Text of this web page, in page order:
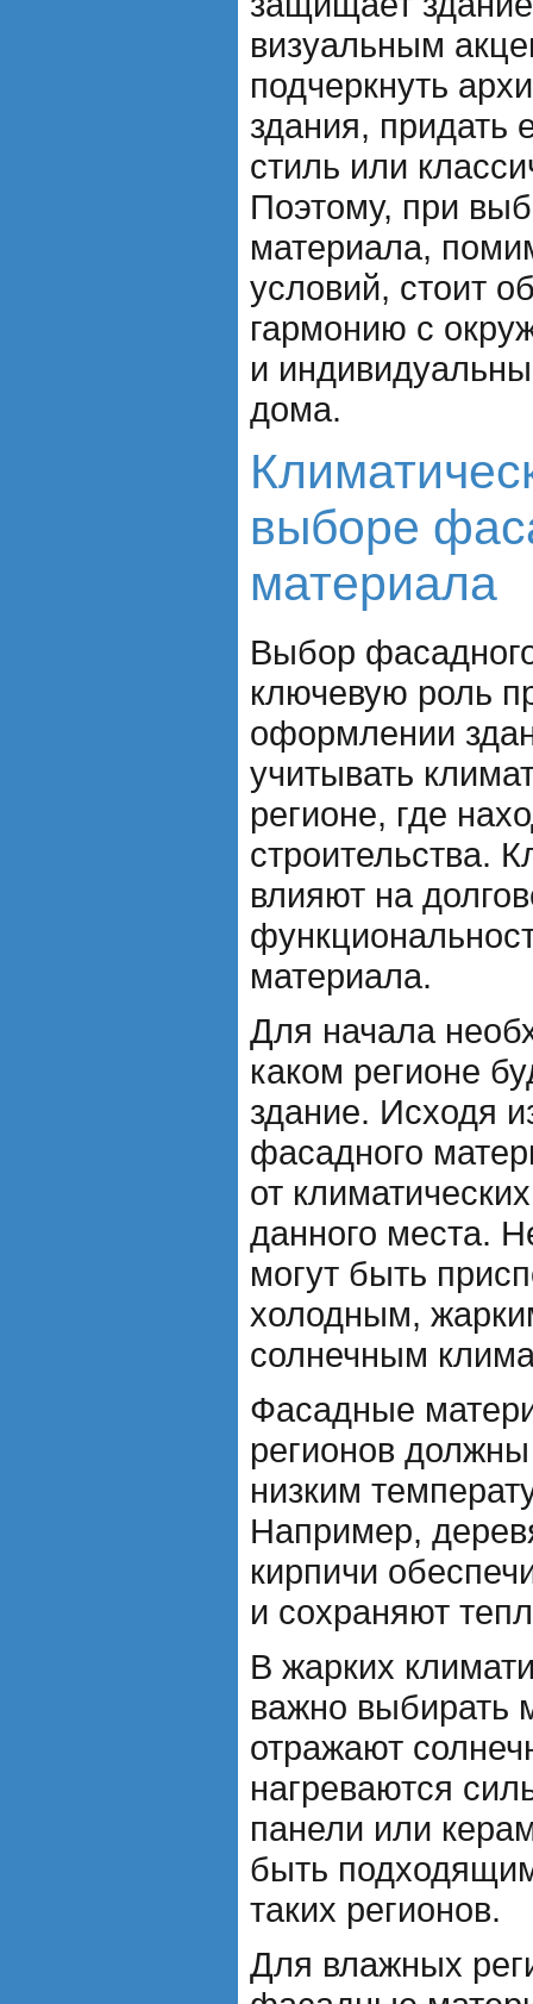
визуальным
подчеркнуть
здания, придать
стиль или
Поэтому, при
материала,
условий, стоит
гармонию с
и
дома.
выборе
материала
Выбор
ключевую роль
оформлении
учитывать
регионе, где
строительства.
влияют на
материала.
Для начала
каком регионе
здание. Исходя
фасадного
от
данного места.
могут быть
холодным,
солнечным
Фасадные
регионов
низким
Например,
кирпичи
и сохраняют
В жарких
важно выбирать
отражают
нагреваются
панели или
быть
таких регионов.
Для влажных